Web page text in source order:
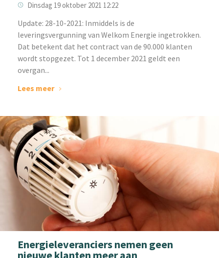
Dinsdag 19 oktober 2021 12:22
U‌pdate: 28-10-2021: Inmiddels is de
leveringsvergunning van Welkom Energie ingetrokken.
Dat betekent dat het contract van de 90.000 klanten
wordt stopgezet. Tot 1 december 2021 geldt een
overgan...
Lees meer
Energieleveranciers nemen geen
nieuwe klanten meer aan